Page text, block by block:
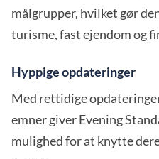
målgrupper, hvilket gør
turisme, fast ejendom og
Hyppige opdateringer
Med rettidige
emner giver Evening
mulighed for at knytte